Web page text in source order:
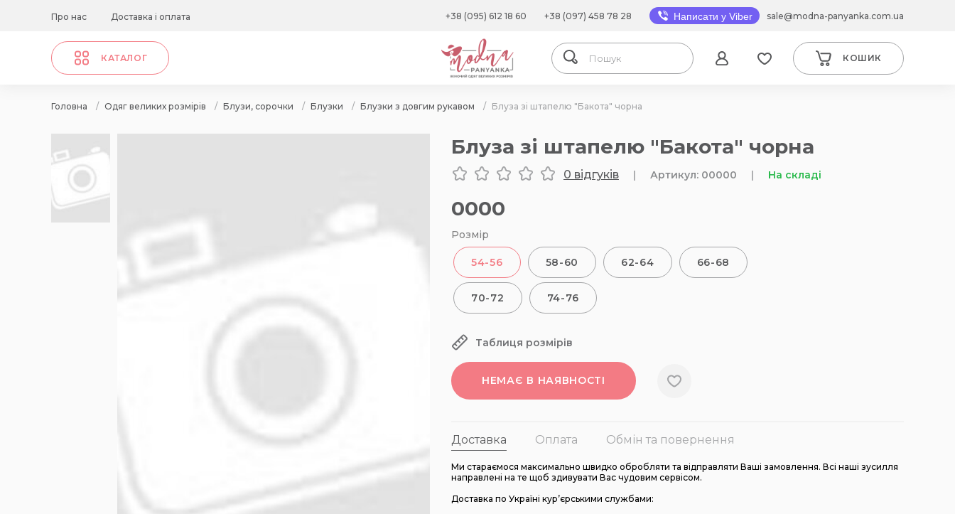
Про нас Доставка і оплата +38 (095) 612 18 60 +38 (097) 458 78 28 Написати у Viber sale@modna-panyanka.com.ua
КАТАЛОГ КОШИК
Головна / Одяг великих розмірів / Блузи, сорочки / Блузки / Блузки з довгим рукавом / Блуза зі штапелю "Бакота" чорна
Блуза зі штапелю "Бакота" чорна
0 відгуків | Артикул: 00000 | На складі
0000
Розмір
54-56 58-60 62-64 66-68
70-72 74-76
Таблиця розмірів
НЕМАЄ В НАЯВНОСТІ
Доставка Оплата Обмін та повернення
Ми стараємося максимально швидко обробляти та відправляти Ваші замовлення. Всі наші зусилля
направлені на те щоб здивувати Вас чудовим сервісом.
Доставка по Україні кур’єрськими службами: